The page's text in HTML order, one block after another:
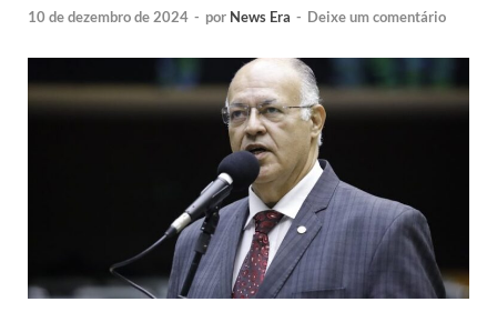
10 de dezembro de 2024 - por News Era - Deixe um comentário